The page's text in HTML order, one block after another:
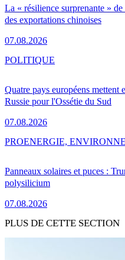
La « résilience surprenante »
des exportations chinoises
07.08.2026
Quatre pays européens mettent
Russie pour l'Ossétie du Sud
07.08.2026
POLITIQUE
Panneaux solaires et puces :
polysilicium
07.08.2026
PROENERGIE,
PLUS DE CETTE SECTION